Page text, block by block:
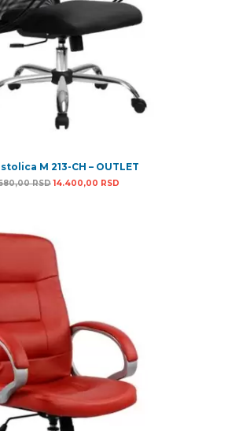
M 213-CH – OUTLET
RSDOriginalna cena je bila: 28.680,00 RSD.
14.400,00 RSD